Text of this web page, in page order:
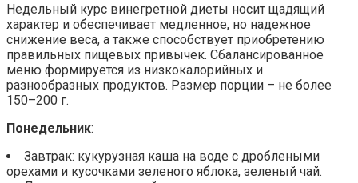
Недельный курс винегретной диеты носит щадящий
характер и обеспечивает медленное, но надежное
снижение веса, а также способствует приобретению
правильных пищевых привычек. Сбалансированное
меню формируется из низкокалорийных и
разнообразных продуктов. Размер порции – не более
150–200 г.
Понедельник:
Завтрак: кукурузная каша на воде с дроблеными
орехами и кусочками зеленого яблока, зеленый чай.